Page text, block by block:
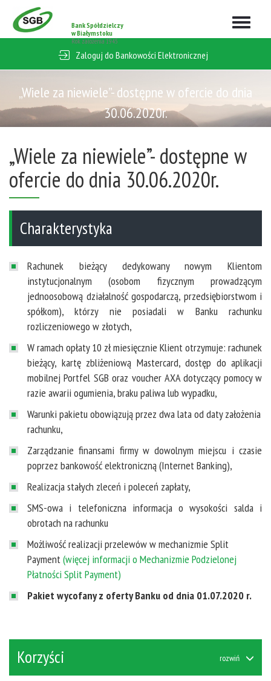
Rozwiń
Bank Spółdzielczy
w Białymstoku
Rok założenia 1945
Zaloguj do Bankowości Elektronicznej
„Wiele za niewiele”- dostępne w ofercie do dnia
30.06.2020r.
„Wiele za niewiele”- dostępne w
ofercie do dnia 30.06.2020r.
Charakterystyka
Rachunek bieżący dedykowany nowym Klientom
instytucjonalnym (osobom fizycznym prowadzącym
jednoosobową działalność gospodarczą, przedsiębiorstwom i
spółkom), którzy nie posiadali w Banku rachunku
rozliczeniowego w złotych,
W ramach opłaty 10 zł miesięcznie Klient otrzymuje: rachunek
bieżący, kartę zbliżeniową Mastercard, dostęp do aplikacji
mobilnej Portfel SGB oraz voucher AXA dotyczący pomocy w
razie awarii ogumienia, braku paliwa lub wypadku,
Warunki pakietu obowiązują przez dwa lata od daty założenia
rachunku,
Zarządzanie finansami firmy w dowolnym miejscu i czasie
poprzez bankowość elektroniczną (Internet Banking),
Realizacja stałych zleceń i poleceń zapłaty,
SMS-owa i telefoniczna informacja o wysokości salda i
obrotach na rachunku
Możliwość realizacji przelewów w mechanizmie Split
Payment(więcej informacji o Mechanizmie Podzielonej
Płatności Split Payment)
Pakiet wycofany z oferty Banku od dnia 01.07.2020 r.
Korzyści